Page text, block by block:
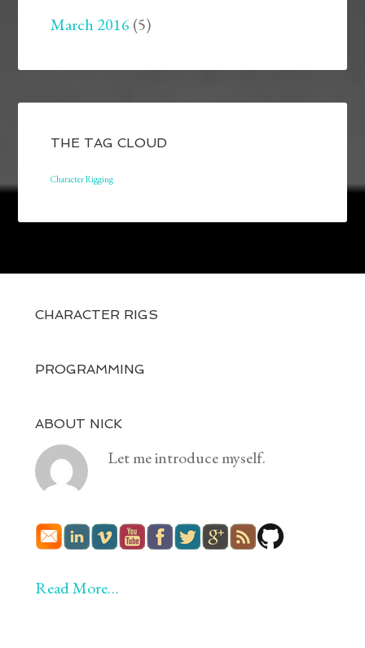
March 2016 (5)
THE TAG CLOUD
Character Rigging
CHARACTER RIGS
PROGRAMMING
ABOUT NICK
Let me introduce myself.
Read More…